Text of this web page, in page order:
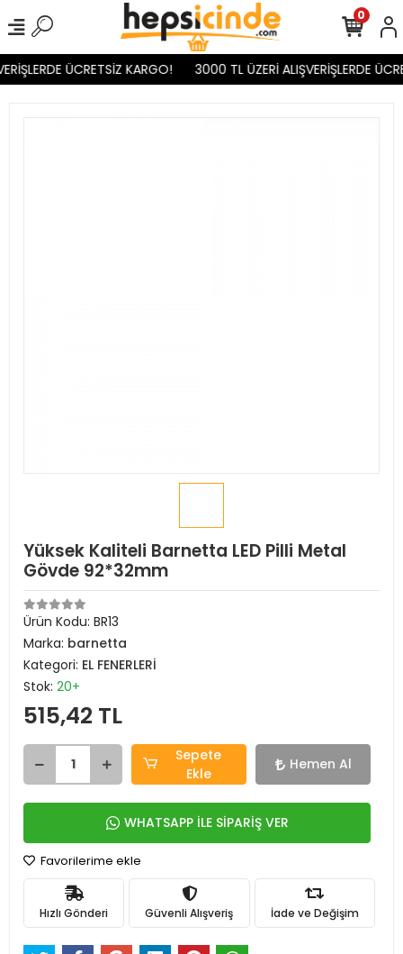
ÜCRETSİZ KARGO! 3000 TL ÜZERİ ALIŞVERİŞLERDE
0
Yüksek Kaliteli Barnetta LED Pilli Metal
Gövde 92*32mm
Ürün Kodu: BR13
Marka: barnetta
Kategori: EL FENERLERİ
Stok: 20+
515,42 TL
Sepete
Ekle
Hemen Al
WHATSAPP İLE SİPARİŞ VER
Favorilerime ekle
Hızlı Gönderi Güvenli Alışveriş İade ve Değişim